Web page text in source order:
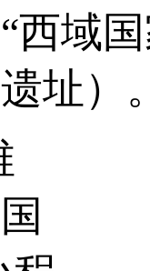
西域
址）